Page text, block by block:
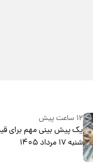
۱۲ ساعت پیش
یک پیش ‌بینی مهم برای
شنبه ۱۷ مرداد ۱۴۰۵